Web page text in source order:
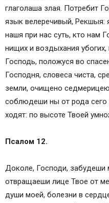
глаголаша злая. Потребит
язык велеречивый, Рекшыя:
нашя при нас суть, кто нам
нищих и воздыхания убогих,
Господь, положуся во
Господня, словеса чиста,
земли, очищено
соблюдеши ны от рода сего
ходят: по высоте Твоей
Псалом 12.
Доколе, Господи,
отвращаеши лице Твое от
души моей, болезни в